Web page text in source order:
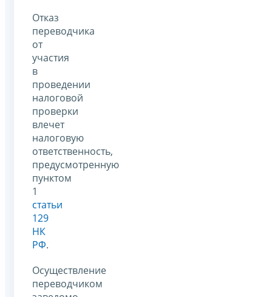
Отказ
переводчика
от
участия
в
проведении
налоговой
проверки
влечет
налоговую
ответственность,
предусмотренную
пунктом
1
статьи
129
НК
РФ.
Осуществление
переводчиком